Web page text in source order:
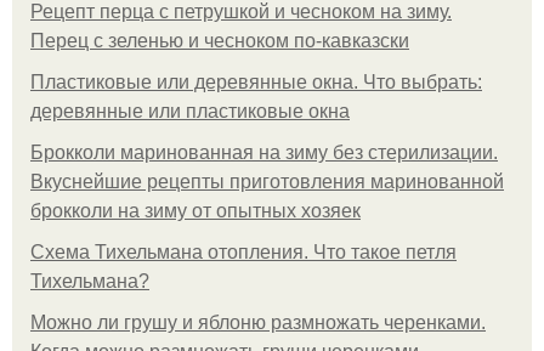
Рецепт перца с петрушкой и чесноком на зиму.
Перец с зеленью и чесноком по-кавказски
Пластиковые или деревянные окна. Что выбрать:
деревянные или пластиковые окна
Брокколи маринованная на зиму без стерилизации.
Вкуснейшие рецепты приготовления маринованной
брокколи на зиму от опытных хозяек
Схема Тихельмана отопления. Что такое петля
Тихельмана?
Можно ли грушу и яблоню размножать черенками.